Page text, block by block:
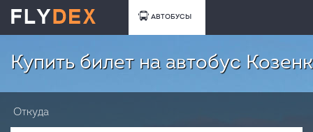
АВТОБУСЫ
Купить билет на автобус
Откуда